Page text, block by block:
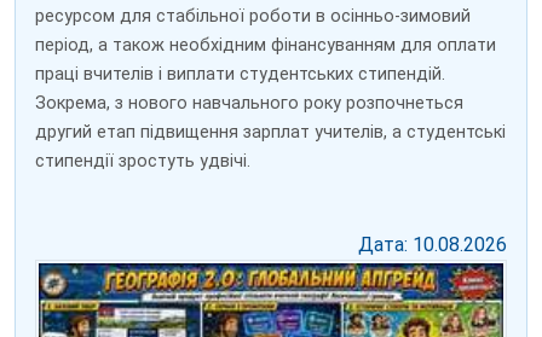
ресурсом для стабільної роботи в осінньо-зимовий
період, а також необхідним фінансуванням для оплати
праці вчителів і виплати студентських стипендій.
Зокрема, з нового навчального року розпочнеться
другий етап підвищення зарплат учителів, а студентські
стипендії зростуть удвічі.
Дата: 10.08.2026